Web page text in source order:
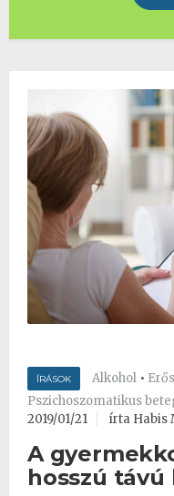
ÍRÁSOK Alkohol •
Pszichoszomatikus
2019/01/21
írta Habis
A
hosszú